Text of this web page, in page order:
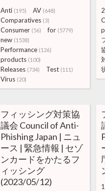
Anti (195) AV (648)
Comparatives (3)
Consumer (56) for (5779)
new (1538)
Performance (126)
products (100)
Releases (734) Test (111)
Virus (20)
フィッシング対策協
議会 Council of Anti-
Phishing Japan | ニュ
ース | 緊急情報 | セゾ
ンカードをかたるフ
ィッシング
(2023/05/12)